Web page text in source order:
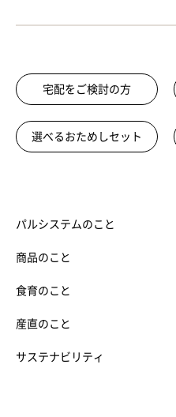
宅配をご検討の方
選べるおためしセット
パルシステムのこと
商品のこと
食育のこと
産直のこと
サステナビリティ